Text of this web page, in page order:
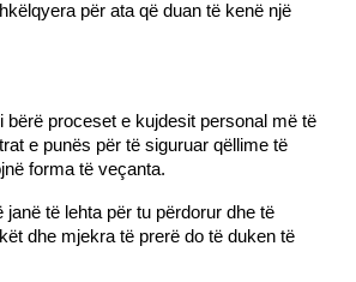
për ata që duan të kenë një
bërë proceset e kujdesit personal më të
e punës për të siguruar qëllime të
forma të veçanta.
të lehta për tu përdorur dhe të
dhe mjekra të prerë do të duken të